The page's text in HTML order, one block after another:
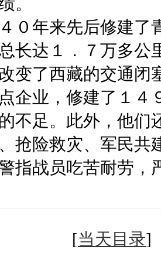
０年来先后修建了
长达１．７万多公
变了西藏的交通闭
企业，修建了１４
不足。此外，他们
抢险救灾、军民共
指战员吃苦耐劳，
[当天目录